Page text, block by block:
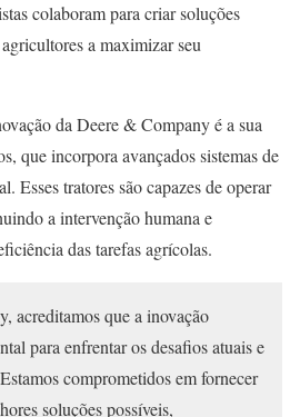
colaboram para criar soluções
a maximizar seu
da Deere & Company é a sua
que incorpora avançados sistemas de
Esses tratores são capazes de operar
a intervenção humana e
das tarefas agrícolas.
acreditamos que a inovação
para enfrentar os desafios atuais e
comprometidos em fornecer
soluções possíveis,